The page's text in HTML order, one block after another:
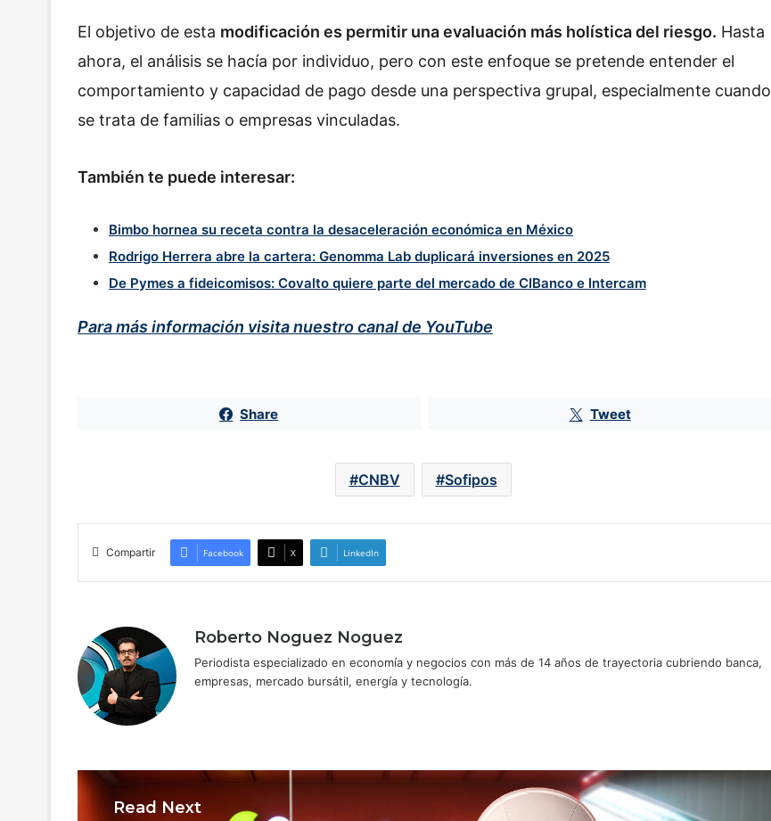
El objetivo de esta modificación es permitir una evaluación más holística del riesgo. Hasta
ahora, el análisis se hacía por individuo, pero con este enfoque se pretende entender el
comportamiento y capacidad de pago desde una perspectiva grupal, especialmente cuando
se trata de familias o empresas vinculadas.
También te puede interesar:
Bimbo hornea su receta contra la desaceleración económica en México
Rodrigo Herrera abre la cartera: Genomma Lab duplicará inversiones en 2025
De Pymes a fideicomisos: Covalto quiere parte del mercado de CIBanco e Intercam
Para más información visita nuestro canal de YouTube
Share Tweet
CNBV Sofipos
Compartir Facebook X LinkedIn
Roberto Noguez Noguez
Periodista especializado en economía y negocios con más de 14 años de trayectoria cubriendo banca,
empresas, mercado bursátil, energía y tecnología.
Read Next
para recuperar el mercado
Iberdrola paga indemnización de